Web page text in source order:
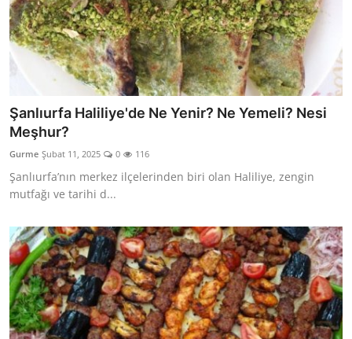
Gıda Güvenliği & Sağlık
İçecek Kültürü & Rehberleri
Popüler Kültür & Mutfak Tarihi
Mutfak Temizliği & Pratik Bilgiler
Anne & Bebek Beslenmesi
Mutfak Sırları & Teknikler
Gıda Sözlüğü & Nedir?
Yemek Tarifleri & Menüler
Şanlıurfa Haliliye'de Ne Yenir? Ne Yemeli? Nesi
Meşhur?
Gurme Şubat 11, 2025 0 116
Şanlıurfa’nın merkez ilçelerinden biri olan Haliliye, zengin
mutfağı ve tarihi d...